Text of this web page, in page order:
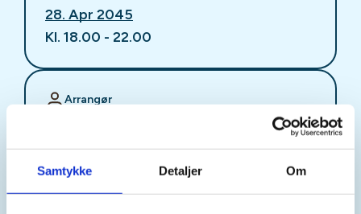
Samtykke Detaljer Om
28. Apr 2045
Kl. 18.00 - 22.00
Arrangør
Kontaktperson